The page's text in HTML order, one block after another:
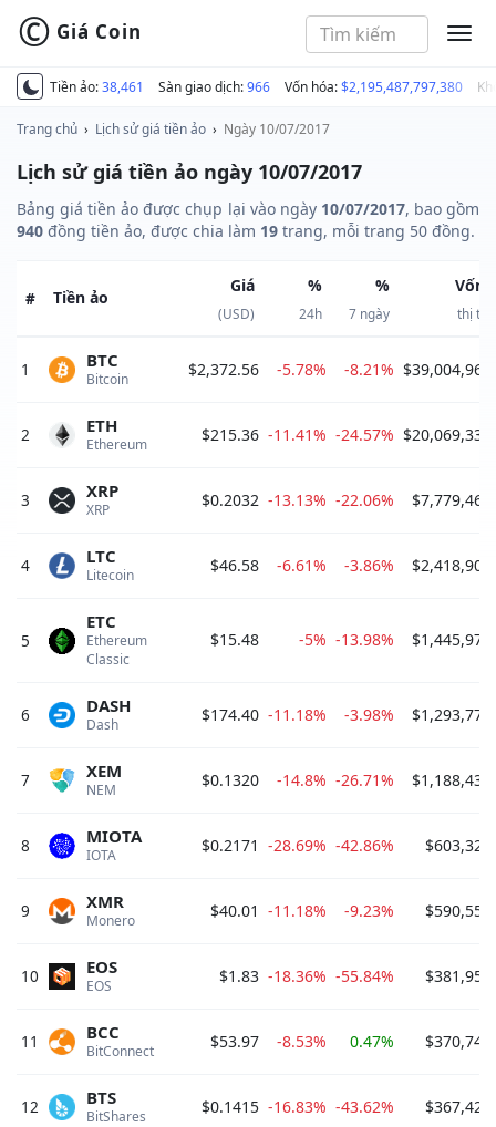
Tiền ảo:38,461 Sàn giao dịch:966 Vốn hóa:$2,195,487,797,380
© Giá Coin
Trang chủ › Lịch sử giá tiền ảo › Ngày 10/07/2017
Lịch sử giá tiền ảo ngày 10/07/2017
Bảng giá tiền ảo được chụp lại vào ngày 10/07/2017, bao gồm
940 đồng tiền ảo, được chia làm 19 trang, mỗi trang 50 đồng.
# Tiền ảo
Giá
(USD)
%
24h
%
7 ngày
Vốn
thị
1 Bitcoin
BTC $2,372.56 -5.78% -8.21%
2 Ethereum
ETH $215.36 -11.41% -24.57%
3 XRP
XRP $0.2032 -13.13% -22.06%
4 Litecoin
LTC $46.58 -6.61% -3.86%
5
Ethereum
Classic
ETC
$15.48 -5% -13.98%
6 Dash
DASH $174.40 -11.18% -3.98%
7 NEM
XEM $0.1320 -14.8% -26.71%
8 IOTA
MIOTA $0.2171 -28.69% -42.86%
9 Monero
XMR $40.01 -11.18% -9.23%
10 EOS
EOS $1.83 -18.36% -55.84%
11 BitConnect
BCC $53.97 -8.53% 0.47%
12 BitShares
BTS $0.1415 -16.83% -43.62%